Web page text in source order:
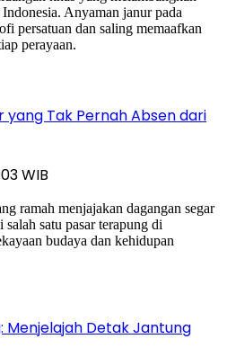
yang Tak Pernah Absen dari
WIB
Menjelajah Detak Jantung